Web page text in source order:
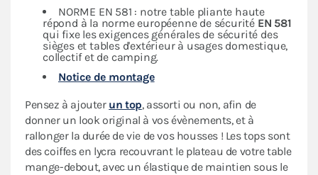
NORME EN 581 : notre table pliante haute
répond à la norme européenne de sécurité EN 581
qui fixe les exigences générales de sécurité des
sièges et tables d'extérieur à usages domestique,
collectif et de camping.
Notice de montage
Pensez à ajouter un top, assorti ou non, afin de
donner un look original à vos évènements, et à
rallonger la durée de vie de vos housses ! Les tops sont
des coiffes en lycra recouvrant le plateau de votre table
mange-debout, avec un élastique de maintien sous le